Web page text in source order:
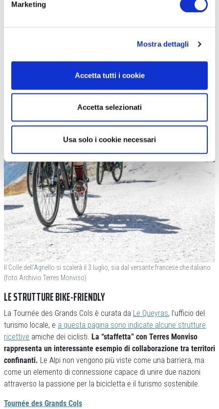
Marketing
Mostra dettagli
Accetta tutti i cookie
Accetta selezionati
Usa solo i cookie necessari
Il Colle dell’Agnello si scalerà il 3 luglio, sia dal versante francese che italiano
(foto Archivio Terres Monviso)
LE STRUTTURE BIKE-FRIENDLY
La Tournée des Grands Cols è curata da Le Queyras, l’ufficio del
turismo locale, e a questa pagina sono indicate alcune strutture
ricettive amiche dei ciclisti. La “staffetta” con Terres Monviso
rappresenta un interessante esempio di collaborazione tra territori
confinanti. Le Alpi non vengono più viste come una barriera, ma
come un elemento di connessione capace di unire due nazioni
attraverso la passione per la bicicletta e il turismo sostenibile.
Tournée des Grands Cols